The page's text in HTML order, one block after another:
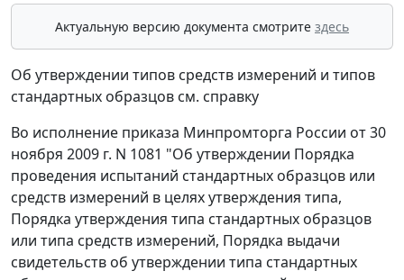
Актуальную версию документа смотрите здесь
Об утверждении типов средств измерений и типов
стандартных образцов см. справку
Во исполнение приказа Минпромторга России от 30
ноября 2009 г. N 1081 "Об утверждении Порядка
проведения испытаний стандартных образцов или
средств измерений в целях утверждения типа,
Порядка утверждения типа стандартных образцов
или типа средств измерений, Порядка выдачи
свидетельств об утверждении типа стандартных